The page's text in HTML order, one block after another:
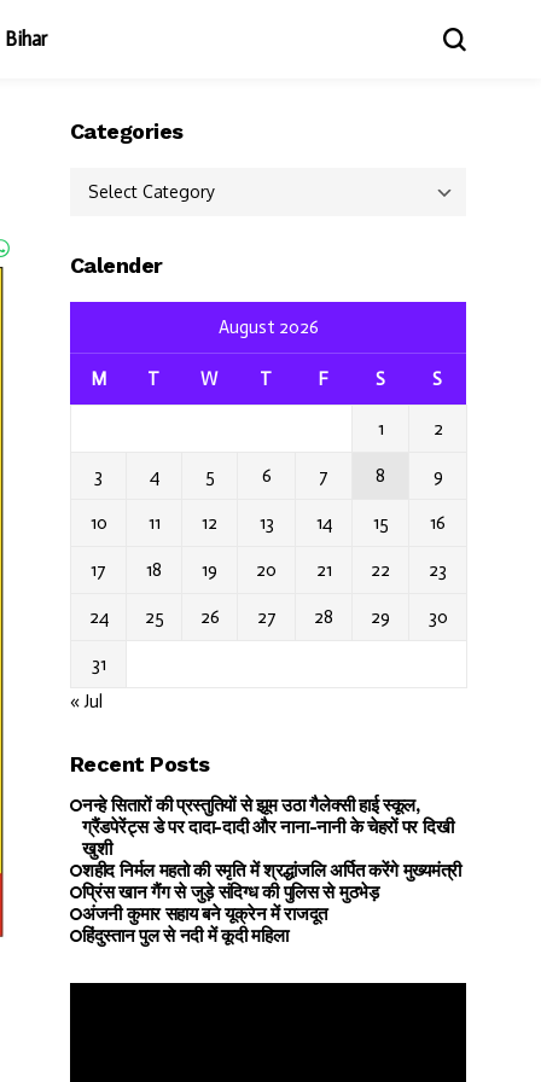
Bihar
Categories
Categories
Calender
August 2026
M T W T F S S
1 2
3 4 5 6 7 8 9
10 11 12 13 14 15 16
17 18 19 20 21 22 23
24 25 26 27 28 29 30
31
« Jul
Recent Posts
नन्हे सितारों की प्रस्तुतियों से झूम उठा गैलेक्सी हाई स्कूल,
ग्रैंडपेरेंट्स डे पर दादा-दादी और नाना-नानी के चेहरों पर दिखी
खुशी
शहीद निर्मल महतो की स्मृति में श्रद्धांजलि अर्पित करेंगे मुख्यमंत्री
प्रिंस खान गैंग से जुड़े संदिग्ध की पुलिस से मुठभेड़
अंजनी कुमार सहाय बने यूक्रेन में राजदूत
हिंदुस्तान पुल से नदी में कूदी महिला